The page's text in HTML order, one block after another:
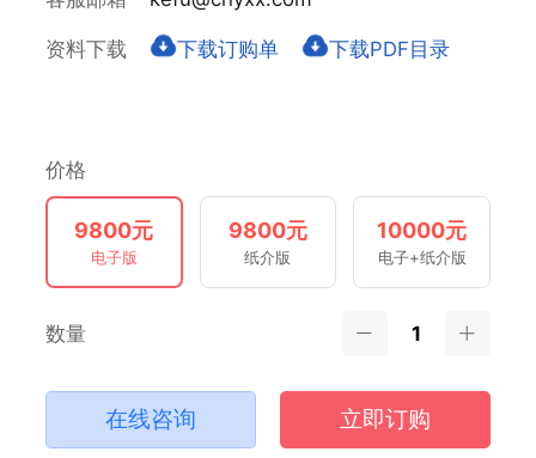
资料下载 下载订购单 下载PDF目录
价格
9800元
电子版
9800元
纸介版
10000元
电子+纸介版
数量
在线咨询 立即订购